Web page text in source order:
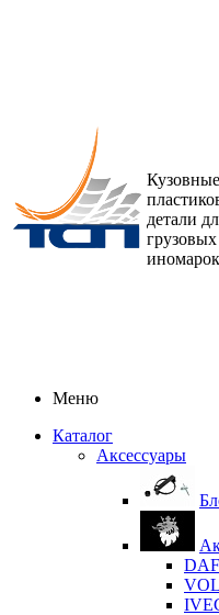
Кузовные
детали
грузовых
иномарок
Меню
Каталог
Аксессуары
DAF